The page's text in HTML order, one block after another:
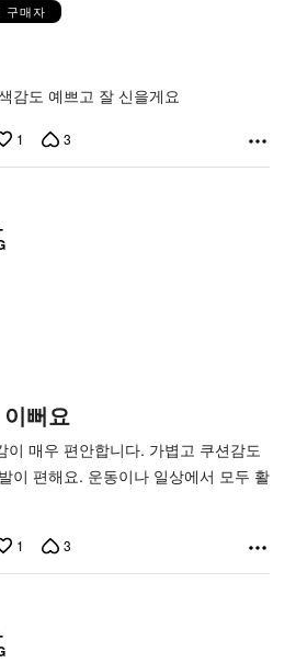
구매자
감도 예쁘고 잘 신을게요
1 3
뻐요
이 매우 편안합니다. 가볍고 쿠션감도
이 편해요. 운동이나 일상에서 모두 활
1 3